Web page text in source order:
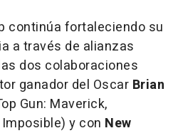
continúa fortaleciendo su
a través de alianzas
dos colaboraciones
ganador del Oscar Brian
Gun: Maverick,
) y con New